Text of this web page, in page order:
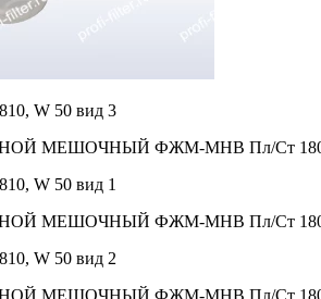
W 50 вид 3
W 50 вид 1
W 50 вид 2